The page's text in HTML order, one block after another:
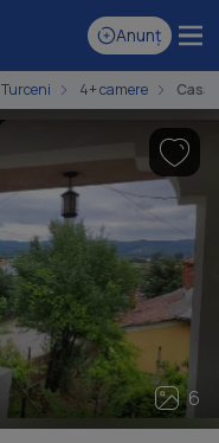
Anunț
Turceni 4+ camere Casă
6